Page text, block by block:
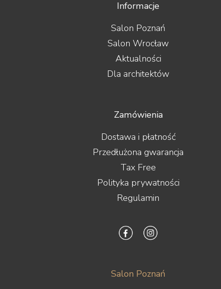
Informacje
Salon Poznań
Salon Wrocław
Aktualności
Dla architektów
Zamówienia
Dostawa i płatność
Przedłużona gwarancja
Tax Free
Polityka prywatności
Regulamin
Salon Poznań